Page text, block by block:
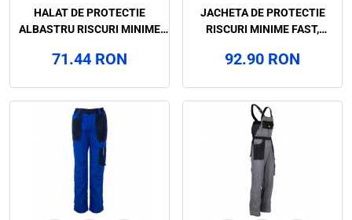
HALAT DE PROTECTIE
ALBASTRU RISCURI MINIME
(9092)
71.44 RON
JACHETA DE PROTECTIE
RISCURI MINIME FAST,
92.90 RON